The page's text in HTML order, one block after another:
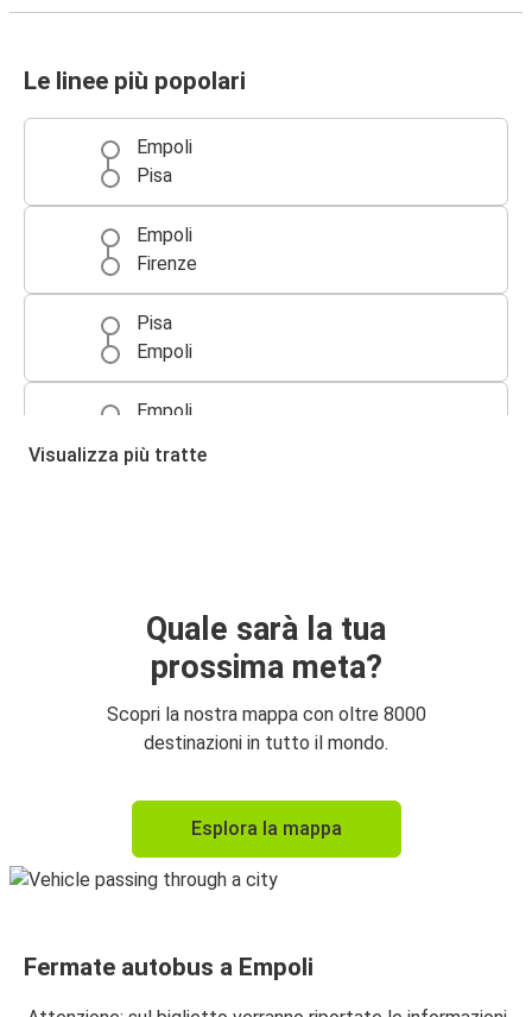
Le linee più popolari
Empoli
Pisa
Empoli
Firenze
Pisa
Empoli
Empoli
Empoli
Empoli
Bologna
Napoli
Empoli
Padula
Visualizza più tratte
Quale sarà la tua
prossima meta?
Scopri la nostra mappa con oltre 8000
destinazioni in tutto il mondo.
Esplora la mappa
Fermate autobus a Empoli